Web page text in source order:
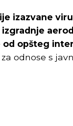
izazvane
opšteg
odnose s